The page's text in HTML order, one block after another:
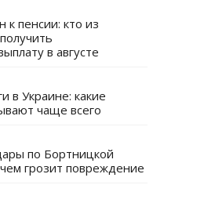
к пенсии: кто из
в августе
в Украине: какие
чаще всего
по Бортницкой
грозит повреждение